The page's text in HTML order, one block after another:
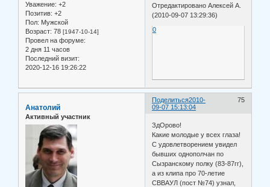
Уважение: +2
Позитив: +2
Пол: Мужской
Возраст: 78 [1947-10-14]
Провел на форуме:
2 дня 11 часов
Последний визит:
2020-12-16 19:26:22
Отредактировано Алексей А.
(2010-09-07 13:29:36)
0
Поделиться 75
2010-
09-07 15:13:04
Анатолий
Активный участник
ЗдОрово!
Какие молодые у всех глаза!
С удовлетворением увидел
бывших однополчан по
Сызранскому полку (83-87гг),
а из клипа про 70-летие
СВВАУЛ (пост №74) узнал,